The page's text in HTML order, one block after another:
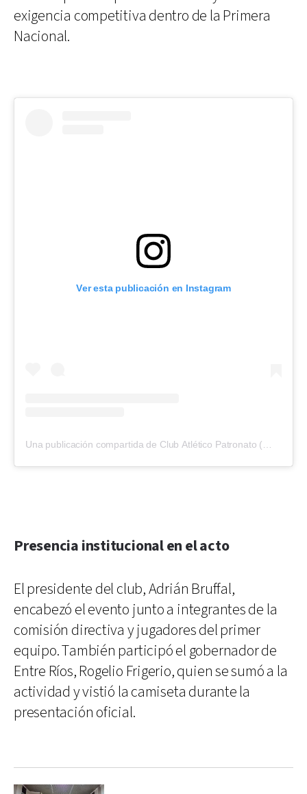
exigencia competitiva dentro de la Primera
Nacional.
Ver esta publicación en Instagram
Presencia institucional en el acto
El presidente del club, Adrián Bruffal,
encabezó el evento junto a integrantes de la
comisión directiva y jugadores del primer
equipo. También participó el gobernador de
Entre Ríos, Rogelio Frigerio, quien se sumó a la
actividad y vistió la camiseta durante la
presentación oficial.